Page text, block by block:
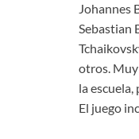
Johannes
Sebastian
otros.
la
El juego